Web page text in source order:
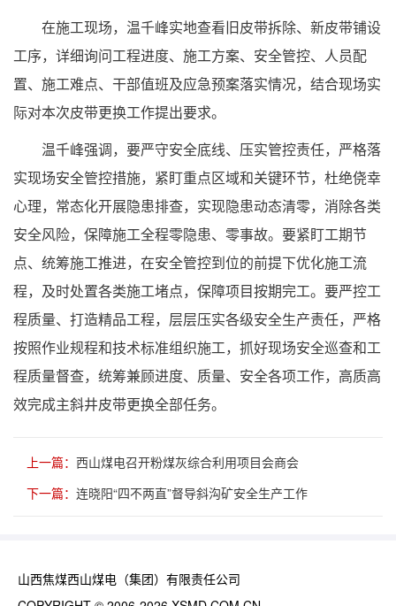
在施工现场，温千峰实地查看旧皮带拆除、新皮带铺设
工序，详细询问工程进度、施工方案、安全管控、人员配
置、施工难点、干部值班及应急预案落实情况，结合现场实
际对本次皮带更换工作提出要求。
温千峰强调，要严守安全底线、压实管控责任，严格落
实现场安全管控措施，紧盯重点区域和关键环节，杜绝侥幸
心理，常态化开展隐患排查，实现隐患动态清零，消除各类
安全风险，保障施工全程零隐患、零事故。要紧盯工期节
点、统筹施工推进，在安全管控到位的前提下优化施工流
程，及时处置各类施工堵点，保障项目按期完工。要严控工
程质量、打造精品工程，层层压实各级安全生产责任，严格
按照作业规程和技术标准组织施工，抓好现场安全巡查和工
程质量督查，统筹兼顾进度、质量、安全各项工作，高质高
效完成主斜井皮带更换全部任务。
上一篇： 西山煤电召开粉煤灰综合利用项目会商会
下一篇： 连晓阳“四不两直”督导斜沟矿安全生产工作
山西焦煤西山煤电（集团）有限责任公司